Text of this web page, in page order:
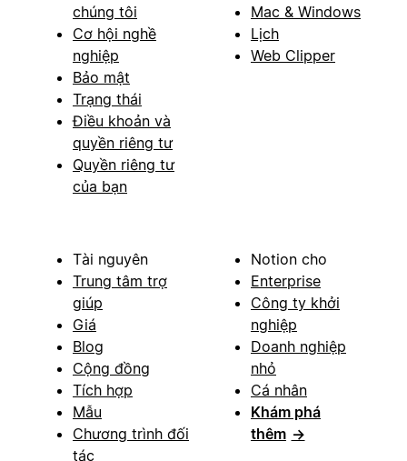
chúng tôi
Cơ hội nghề
nghiệp
Bảo mật
Trạng thái
Điều khoản và
quyền riêng tư
Quyền riêng tư
của bạn
Mac & Windows
Lịch
Web Clipper
Tài nguyên
Trung tâm trợ
giúp
Giá
Blog
Cộng đồng
Tích hợp
Mẫu
Chương trình đối
tác
Notion cho
Enterprise
Công ty khởi
nghiệp
Doanh nghiệp
nhỏ
Cá nhân
Khám phá
thêm →